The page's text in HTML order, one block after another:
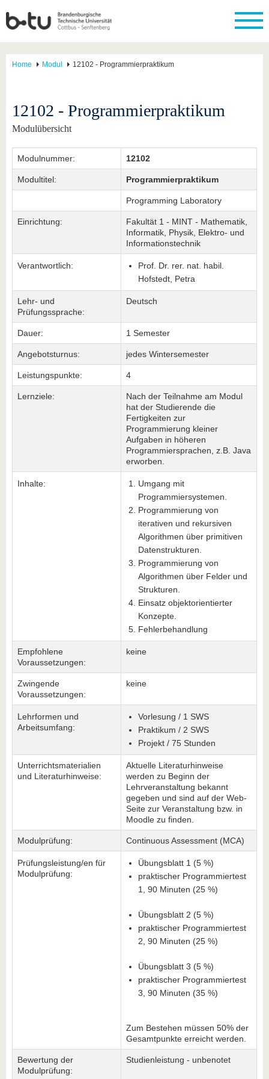
Home Modul 12102 - Programmierpraktikum
12102 - Programmierpraktikum
Modulübersicht
Modulnummer: 12102
Modultitel: Programmierpraktikum
Programming Laboratory
Einrichtung:
Fakultät 1 - MINT - Mathematik,
Informatik, Physik, Elektro- und
Informationstechnik
Verantwortlich:
Prof. Dr. rer. nat. habil.
Hofstedt, Petra
Lehr- und
Prüfungssprache:
Deutsch
Dauer: 1 Semester
Angebotsturnus: jedes Wintersemester
Leistungspunkte: 4
Lernziele:
Nach der Teilnahme am Modul
hat der Studierende die
Fertigkeiten zur
Programmierung kleiner
Aufgaben in höheren
Programmiersprachen, z.B. Java
erworben.
Inhalte:
Umgang mit
Programmiersystemen.
Programmierung von
iterativen und rekursiven
Algorithmen über primitiven
Datenstrukturen.
Programmierung von
Algorithmen über Felder und
Strukturen.
Einsatz objektorientierter
Konzepte.
Fehlerbehandlung
Empfohlene
Voraussetzungen:
keine
Zwingende
Voraussetzungen:
keine
Lehrformen und
Arbeitsumfang:
Vorlesung / 1 SWS
Praktikum / 2 SWS
Projekt / 75 Stunden
Unterrichtsmaterialien
und Literaturhinweise:
Aktuelle Literaturhinweise
werden zu Beginn der
Lehrveranstaltung bekannt
gegeben und sind auf der Web-
Seite zur Veranstaltung bzw. in
Moodle zu finden.
Modulprüfung: Continuous Assessment (MCA)
Prüfungsleistung/en für
Modulprüfung:
Übungsblatt 1 (5 %)
praktischer Programmiertest
1, 90 Minuten (25 %)
Übungsblatt 2 (5 %)
praktischer Programmiertest
2, 90 Minuten (25 %)
Übungsblatt 3 (5 %)
praktischer Programmiertest
3, 90 Minuten (35 %)
Zum Bestehen müssen 50% der
Gesamtpunkte erreicht werden.
Bewertung der
Modulprüfung:
Studienleistung - unbenotet